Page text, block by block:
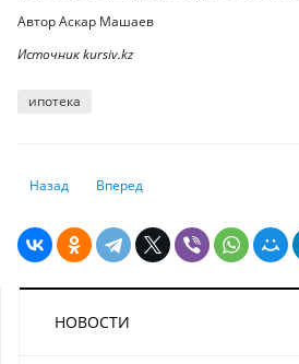
Автор Аскар Машаев
Источник kursiv.kz
ипотека
Предыдущий: Почему в Казахстане
Назад Следующий: Сколько денег
Вперед
НОВОСТИ